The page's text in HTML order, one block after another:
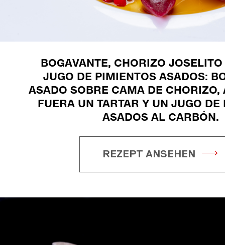
BOGAVANTE, CHORIZO
JUGO DE PIMIENTOS ASADOS:
ASADO SOBRE CAMA DE CHORIZO,
FUERA UN TARTAR Y UN JUGO DE
ASADOS AL CARBÓN.
REZEPT ANSEHEN